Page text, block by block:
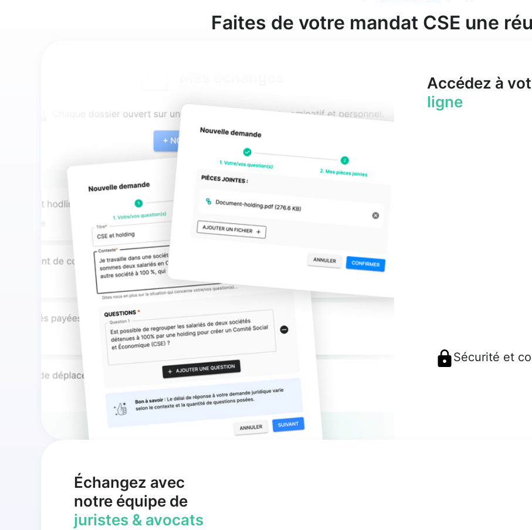
Faites de votre mandat CSE une
Accédez à
ligne
Sécurité et
Échangez avec
notre équipe de
juristes & avocats